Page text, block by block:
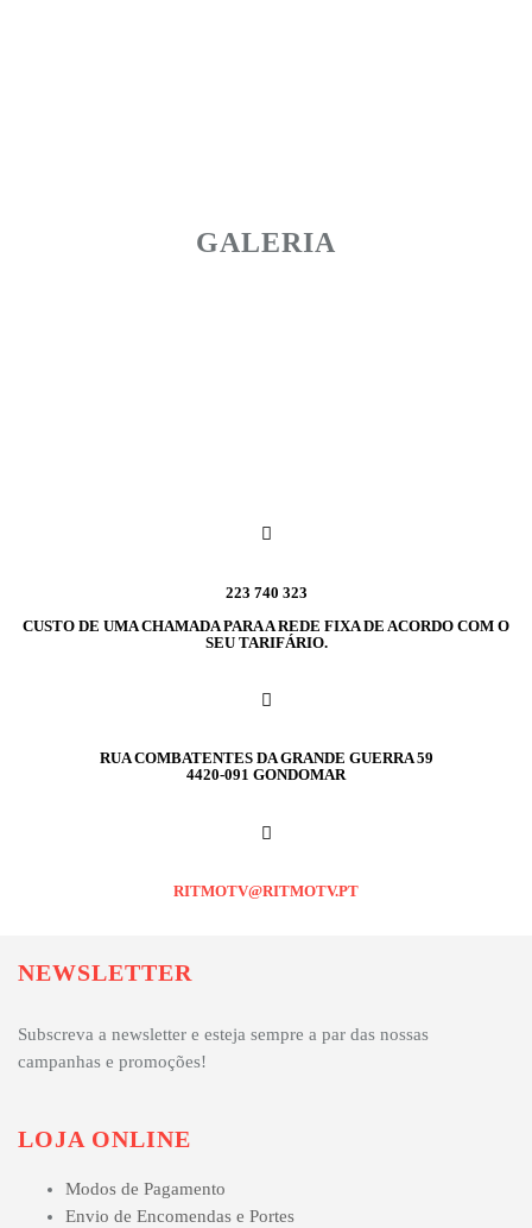
GALERIA
223 740 323
CUSTO DE UMA CHAMADA PARA A REDE FIXA DE ACORDO COM O
SEU TARIFÁRIO.
RUA COMBATENTES DA GRANDE GUERRA 59
4420-091 GONDOMAR
RITMOTV@RITMOTV.PT
NEWSLETTER
Subscreva a newsletter e esteja sempre a par das nossas
campanhas e promoções!
LOJA ONLINE
Modos de Pagamento
Envio de Encomendas e Portes